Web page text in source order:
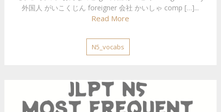
外国人 がいこくじん foreigner 会社 かいしゃ comp […]...
Read More
N5_vocabs